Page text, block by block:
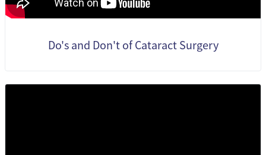
Do's and Don't of Cataract Surgery